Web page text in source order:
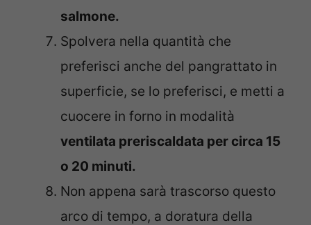
salmone.
Spolvera nella quantità che
preferisci anche del pangrattato in
superficie, se lo preferisci, e metti a
cuocere in forno in modalità
ventilata preriscaldata per circa 15
o 20 minuti.
Non appena sarà trascorso questo
arco di tempo, a doratura della